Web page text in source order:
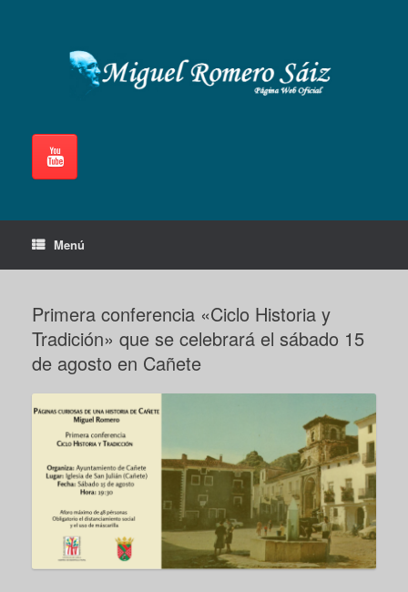
Menú
Primera conferencia «Ciclo Historia y
Tradición» que se celebrará el sábado 15
de agosto en Cañete